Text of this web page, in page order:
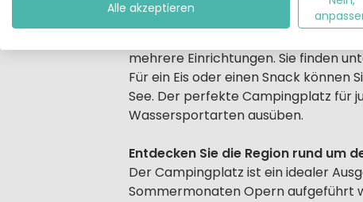
Gardasee für junge Familien
Vom Campingplatz aus können Sie
mehrere Einrichtungen. Sie finden
Für ein Eis oder einen Snack können
See. Der perfekte Campingplatz für
Wassersportarten ausüben.
Entdecken Sie die Region rund um
Der Campingplatz ist ein idealer
Sommermonaten Opern aufgeführt
Alle akzeptieren